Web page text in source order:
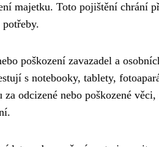
majetku. Toto pojištění chrání
potřeby.
poškození zavazadel a
s notebooky, tablety,
za odcizené nebo poškozené